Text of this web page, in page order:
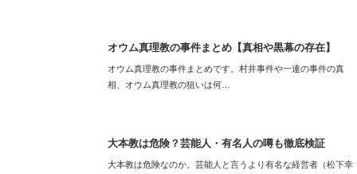
オウム真理教の事件まとめ【真相や黒幕の存在】
オウム真理教の事件まとめです。村井事件や一連の事件の真
相、オウム真理教の狙いは何…
大本教は危険？芸能人・有名人の噂も徹底検証
大本教は危険なのか。芸能人と言うより有名な経営者（松下幸